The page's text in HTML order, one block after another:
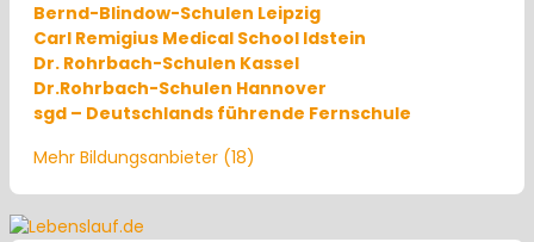
Bernd-Blindow-Schulen Leipzig
Carl Remigius Medical School Idstein
Dr. Rohrbach-Schulen Kassel
Dr.Rohrbach-Schulen Hannover
sgd – Deutschlands führende Fernschule
Mehr Bildungsanbieter (18)